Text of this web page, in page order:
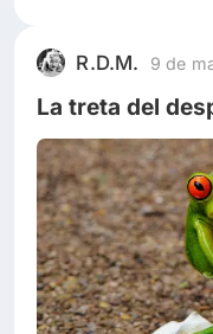
pensara en elegir
que nos
aquí (ya nos
R.D.M. 9 de
La treta del